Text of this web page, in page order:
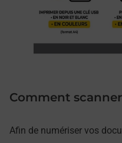
Comment
Afin de numériser vos